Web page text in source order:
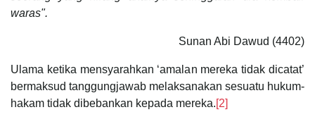
waras".
Sunan Abi Dawud (4402)
Ulama ketika mensyarahkan ‘amalan mereka tidak dicatat’
bermaksud tanggungjawab melaksanakan sesuatu hukum-
hakam tidak dibebankan kepada mereka.[2]